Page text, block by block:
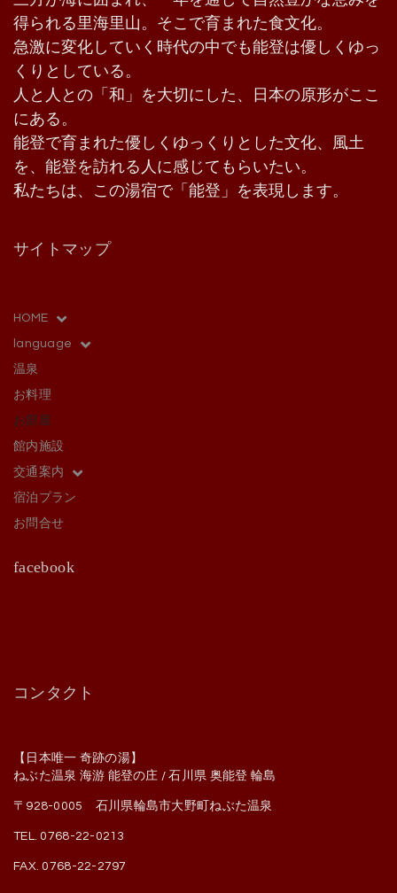
得られる里海里山。そこで育まれた食文化。
急激に変化していく時代の中でも能登は優しくゆっ
くりとしている。
人と人との「和」を大切にした、日本の原形がここ
にある。
能登で育まれた優しくゆっくりとした文化、風土
を、能登を訪れる人に感じてもらいたい。
私たちは、この湯宿で「能登」を表現します。
サイトマップ
HOME
language
温泉
お料理
お部屋
館内施設
交通案内
宿泊プラン
お問合せ
facebook
コンタクト
【日本唯一 奇跡の湯】
ねぶた温泉 海游 能登の庄 / 石川県 奥能登 輪島
〒928-0005 石川県輪島市大野町ねぶた温泉
TEL. 0768-22-0213
FAX. 0768-22-2797